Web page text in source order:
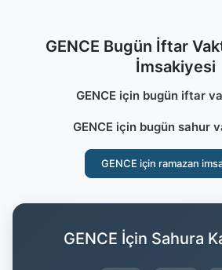
GENCE Bugün İftar
İmsakiyesi
GENCE için bugün iftar
GENCE için bugün sahur
GENCE için ramazan
GENCE İçin Sahura